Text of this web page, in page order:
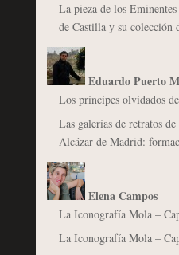
La pieza de los
de Castilla y su colección
Eduardo Puerto
Los príncipes olvidados
Las galerías de retratos
Alcázar de Madrid:
Elena Campos
La Iconografía Mola –
La Iconografía Mola –